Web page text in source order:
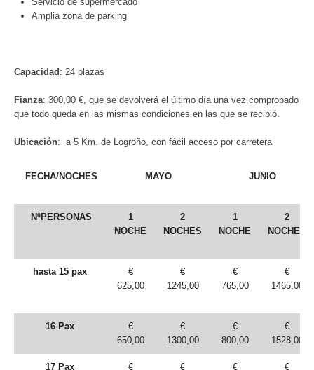
Amplia zona de parking
Capacidad : 24 plazas
Fianza: 300,00 €, que se devolverá el último día una vez comprobado
que todo queda en las mismas condiciones en las que se recibió.
Ubicación: a 5 Km. de Logroño, con fácil acceso por carretera
FECHA/NOCHES MAYO JUNIO
NºPERSONAS
1
NOCHE
2
NOCHES
1
NOCHE
2
NOCHES
hasta 15 pax
€
625,00
€
1245,00
€
765,00
€
1465,00
16 Pax
€
650,00
€
1300,00
€
800,00
€
1528,00
17 Pax
€
€
€
€